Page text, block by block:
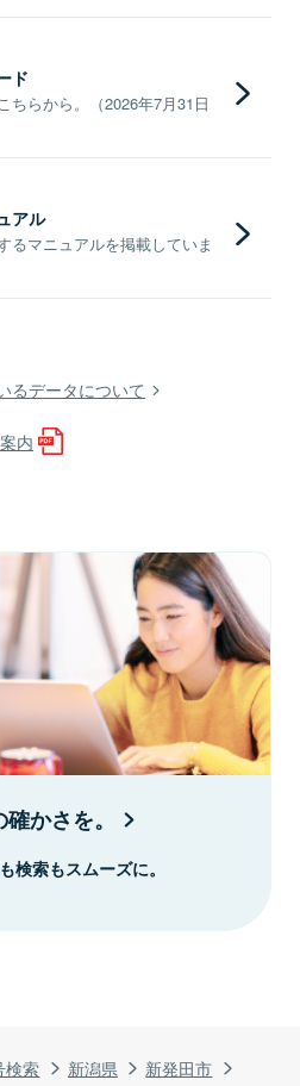
検索 新潟県
新発田市
ド
ちらから。（2026年7月31日
アル
るマニュアルを掲載していま
るデータについて
内
かさを。
検索もスムーズに。